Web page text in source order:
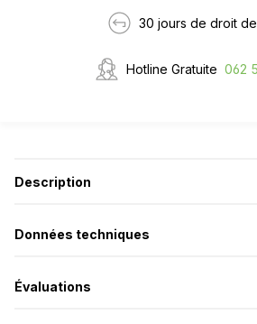
30 jours de droit
Hotline Gratuite 062
Description
Données techniques
Évaluations